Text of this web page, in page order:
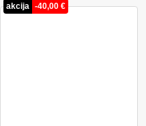
akcija -40,00 €